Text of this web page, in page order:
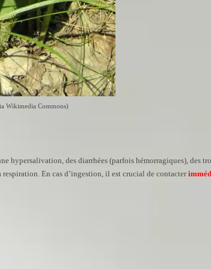
Wikimedia Commons)
hypersalivation, des diarrhées (parfois hémorragiques), des
En cas d’ingestion, il est crucial de contacter